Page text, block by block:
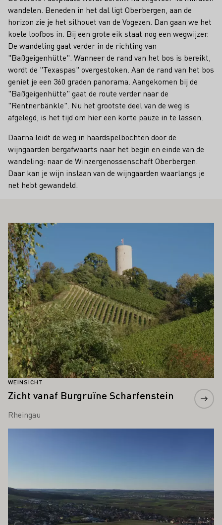
wandelen. Beneden in het dal ligt Oberbergen, aan de
horizon zie je het silhouet van de Vogezen. Dan gaan we het
koele loofbos in. Bij een grote eik staat nog een wegwijzer.
De wandeling gaat verder in de richting van
"Baßgeigenhütte". Wanneer de rand van het bos is bereikt,
wordt de "Texaspas" overgestoken. Aan de rand van het bos
geniet je een 360 graden panorama. Aangekomen bij de
"Baßgeigenhütte" gaat de route verder naar de
"Rentnerbänkle". Nu het grootste deel van de weg is
afgelegd, is het tijd om hier een korte pauze in te lassen.
Daarna leidt de weg in haardspelbochten door de
wijngaarden bergafwaarts naar het begin en einde van de
wandeling: naar de Winzergenossenschaft Oberbergen.
Daar kan je wijn inslaan van de wijngaarden waarlangs je
net hebt gewandeld.
INTERESSEREN
WEINSICHT
Zicht vanaf Burgruïne Scharfenstein
Rheingau
Meer informatie